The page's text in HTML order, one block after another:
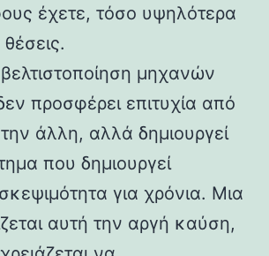
έχετε, τόσο υψηλότερα
θέσεις.
μηχανών
προσφέρει επιτυχία από
άλλη, αλλά δημιουργεί
που δημιουργεί
για χρόνια. Μια
αυτή την αργή καύση,